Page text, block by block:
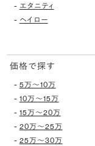
- エタニティ
- ヘイロー
価格で探す
- 5万〜10万
- 10万〜15万
- 15万〜20万
- 20万〜25万
- 25万〜30万